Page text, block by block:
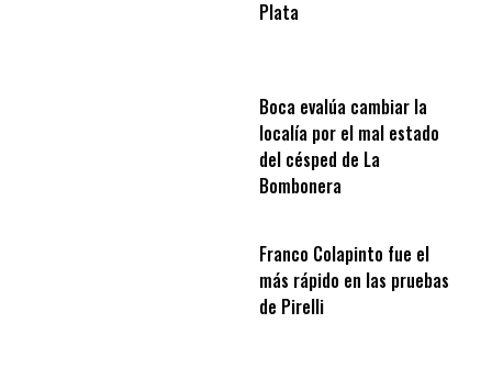
Plata
Boca evalúa cambiar la
localía por el mal estado
del césped de La
Bombonera
Franco Colapinto fue el
más rápido en las pruebas
de Pirelli